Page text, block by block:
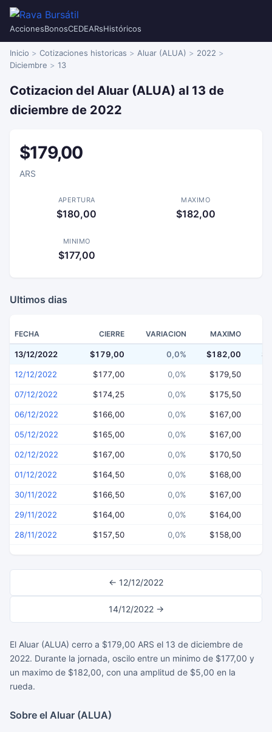
AccionesBonosCEDEARsHistóricos
Inicio Cotizaciones historicas Aluar (ALUA)
2022
Diciembre
13
Cotizacion del Aluar (ALUA) al 13 de
diciembre de 2022
$179,00
ARS
APERTURA
$180,00
MAXIMO
$182,00
MINIMO
$177,00
Ultimos dias
FECHA CIERRE VARIACION MAXIMO
13/12/2022 $179,00 0,0% $182,00
12/12/2022 $177,00 0,0% $179,50
07/12/2022 $174,25 0,0% $175,50
06/12/2022 $166,00 0,0% $167,00
05/12/2022 $165,00 0,0% $167,00
02/12/2022 $167,00 0,0% $170,50
01/12/2022 $164,50 0,0% $168,00
30/11/2022 $166,50 0,0% $167,00
29/11/2022 $164,00 0,0% $164,00
28/11/2022 $157,50 0,0% $158,00
← 12/12/2022
14/12/2022 →
El Aluar (ALUA) cerro a $179,00 ARS el 13 de diciembre de
2022. Durante la jornada, oscilo entre un minimo de $177,00 y
un maximo de $182,00, con una amplitud de $5,00 en la
rueda.
Sobre el Aluar (ALUA)